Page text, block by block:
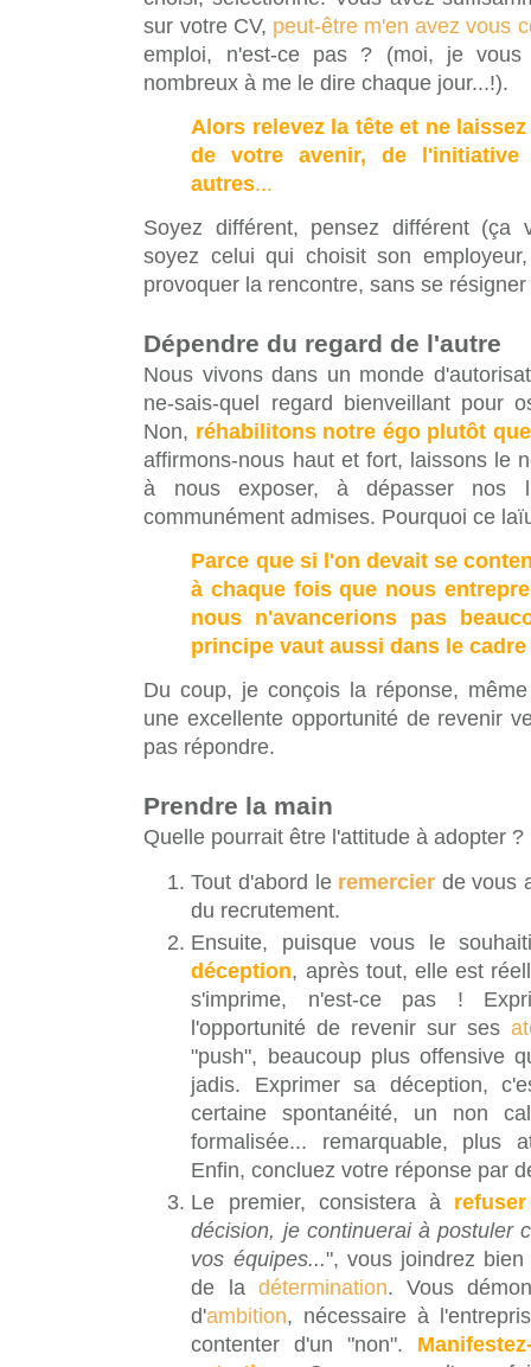
sur votre CV, peut-être m'en avez vous
emploi, n'est-ce pas ? (moi, je
nombreux à me le dire chaque jour...!).
Alors relevez la tête et ne
de votre avenir, de
autres...
Soyez différent, pensez différent (ça
soyez celui qui choisit son
provoquer la rencontre, sans se
Dépendre du regard de l'autre
Nous vivons dans un monde
ne-sais-quel regard bienveillant pour
Non, réhabilitons notre égo plutôt
affirmons-nous haut et fort, laissons le
à nous exposer, à dépasser nos
communément admises. Pourquoi ce
Parce que si l'on devait se
à chaque fois que nous
nous n'avancerions pas
principe vaut aussi dans le
Du coup, je conçois la réponse,
une excellente opportunité de revenir
pas répondre.
Prendre la main
Quelle pourrait être l'attitude à adopter ?
Tout d'abord le remercier de vous
du recrutement.
Ensuite, puisque vous le
déception, après tout, elle est
s'imprime, n'est-ce pas !
l'opportunité de revenir sur ses
"push", beaucoup plus offensive
jadis. Exprimer sa déception,
certaine spontanéité, un non
formalisée... remarquable, plus
Enfin, concluez votre réponse par
Le premier, consistera à
décision, je continuerai à postuler
vos équipes...", vous joindrez
de la détermination. Vous
d'ambition, nécessaire à
contenter d'un "non".